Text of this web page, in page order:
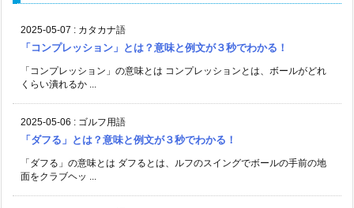
2025-05-07 : カタカナ語
「コンプレッション」とは？意味と例文が３秒でわかる！
「コンプレッション」の意味とは コンプレッションとは、ボールがどれ
くらい潰れるか ...
2025-05-06 : ゴルフ用語
「ダフる」とは？意味と例文が３秒でわかる！
「ダフる」の意味とは ダフるとは、ルフのスイングでボールの手前の地
面をクラブヘッ ...